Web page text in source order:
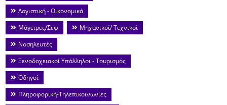
Λογιστική - Οικονομικά
Μάγειρες/Σεφ
Μηχανικοί/ Τεχνικοί
Νοσηλευτές
Ξενοδοχειακοί Υπάλληλοι - Τουρισμός
Οδηγοί
Πληροφορική-Τηλεπικοινωνίες